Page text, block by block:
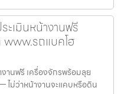
ะเมินหน้างานฟรี
รถแบคโฮ
านฟรี เครื่องจักรพร้อมลุย
ไม่ว่าหน้างานจะแคบหรือดิน